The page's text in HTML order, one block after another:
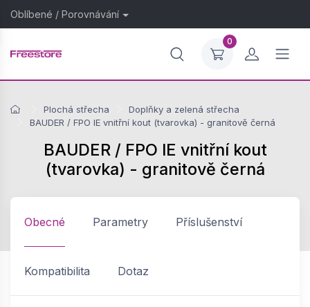
Oblíbené / Porovnávání
0
Plochá střecha
Doplňky a zelená střecha
BAUDER / FPO IE vnitřní kout (tvarovka) - granitově černá
BAUDER / FPO IE vnitřní kout
(tvarovka) - granitově černá
Obecné Parametry Příslušenství
Kompatibilita Dotaz